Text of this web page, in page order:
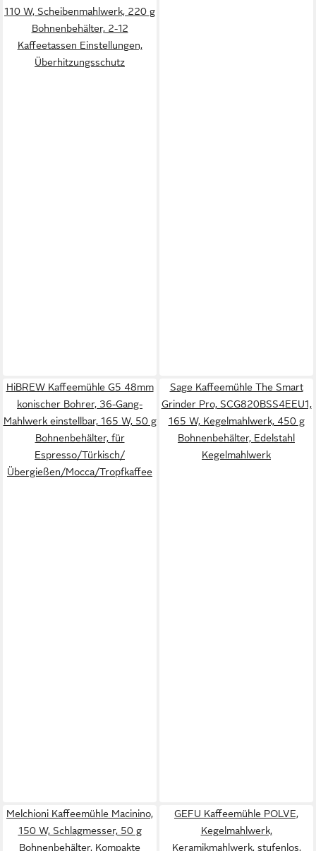
110 W, Scheibenmahlwerk, 220 g
Bohnenbehälter, 2-12
Kaffeetassen Einstellungen,
Überhitzungsschutz
HiBREW Kaffeemühle G5 48mm
konischer Bohrer, 36-Gang-
Mahlwerk einstellbar, 165 W, 50 g
Bohnenbehälter, für
Espresso/Türkisch/
Übergießen/Mocca/Tropfkaffee
Sage Kaffeemühle The Smart
Grinder Pro, SCG820BSS4EEU1,
165 W, Kegelmahlwerk, 450 g
Bohnenbehälter, Edelstahl
Kegelmahlwerk
Melchioni Kaffeemühle Macinino,
150 W, Schlagmesser, 50 g
Bohnenbehälter, Kompakte
GEFU Kaffeemühle POLVE,
Kegelmahlwerk,
Keramikmahlwerk, stufenlos,